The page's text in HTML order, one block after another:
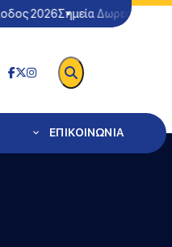
2026Σημεία Δωρεάν
ΕΠΙΚΟΙΝΩΝΙΑ